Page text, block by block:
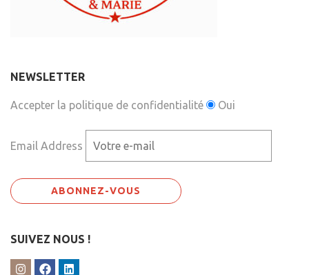
NEWSLETTER
Accepter la politique de confidentialité Oui
Email Address
SUIVEZ NOUS !